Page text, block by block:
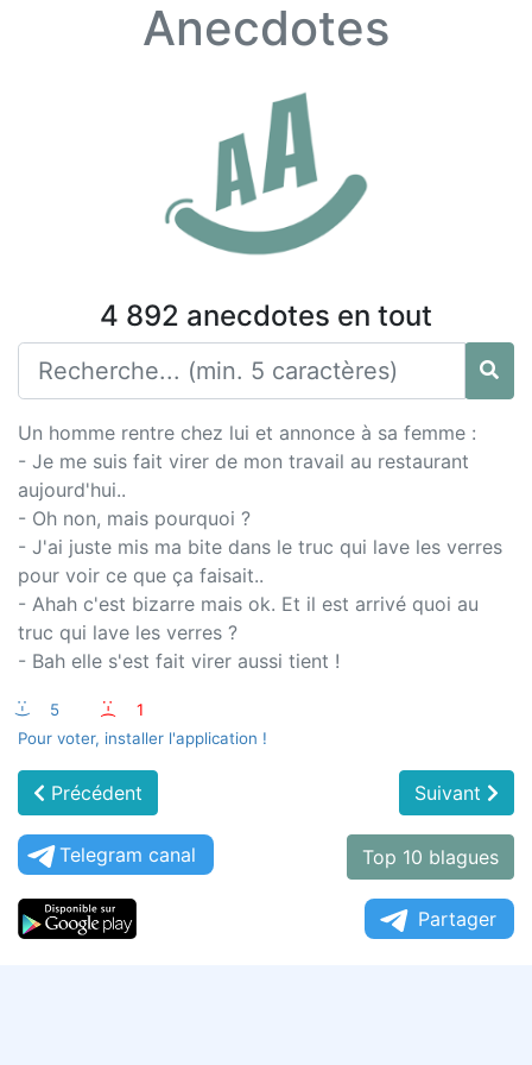
Anecdotes
4 892 anecdotes en tout
Un homme rentre chez lui et annonce à sa femme :
- Je me suis fait virer de mon travail au restaurant
aujourd'hui..
- Oh non, mais pourquoi ?
- J'ai juste mis ma bite dans le truc qui lave les verres
pour voir ce que ça faisait..
- Ahah c'est bizarre mais ok. Et il est arrivé quoi au
truc qui lave les verres ?
- Bah elle s'est fait virer aussi tient !
:-) 5 :-(
1
Pour voter, installer l'application !
Précédent Suivant
Telegram canal Top 10 blagues
Partager